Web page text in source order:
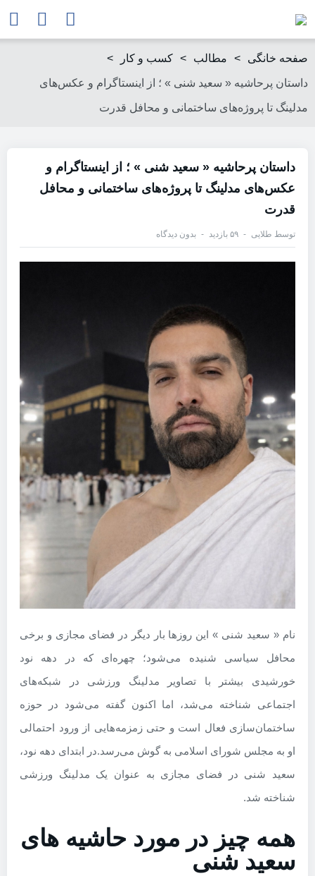
صفحه خانگی > مطالب > کسب و کار >
داستان پرحاشیه « سعید شنی » ؛ از اینستاگرام و عکس‌های
مدلینگ تا پروژه‌های ساختمانی و محافل قدرت
داستان پرحاشیه « سعید شنی » ؛ از اینستاگرام و
عکس‌های مدلینگ تا پروژه‌های ساختمانی و محافل
قدرت
توسط طلایی ۵۹ بازدید بدون دیدگاه
نام « سعید شنی » این روزها بار دیگر در فضای مجازی و برخی
محافل سیاسی شنیده می‌شود؛ چهره‌ای که در دهه نود
خورشیدی بیشتر با تصاویر مدلینگ ورزشی در شبکه‌های
اجتماعی شناخته می‌شد، اما اکنون گفته می‌شود در حوزه
ساختمان‌سازی فعال است و حتی زمزمه‌هایی از ورود احتمالی
او به مجلس شورای اسلامی به گوش می‌رسد.در ابتدای دهه نود،
سعید شنی در فضای مجازی به عنوان یک مدلینگ ورزشی
شناخته شد.
همه چیز در مورد حاشیه های
سعید شنی